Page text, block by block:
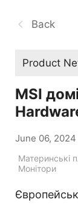
Back
Product
MSI
June 06, 2024
Материнські
Монітори